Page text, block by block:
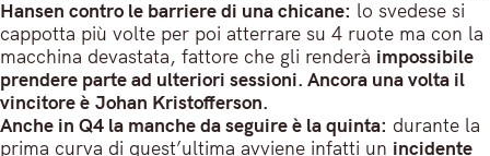
Hansen contro le barriere di una chicane: lo svedese si
cappotta più volte per poi atterrare su 4 ruote ma con la
macchina devastata, fattore che gli renderà impossibile
prendere parte ad ulteriori sessioni. Ancora una volta il
vincitore è Johan Kristofferson.
Anche in Q4 la manche da seguire è la quinta: durante la
prima curva di quest’ultima avviene infatti un incidente